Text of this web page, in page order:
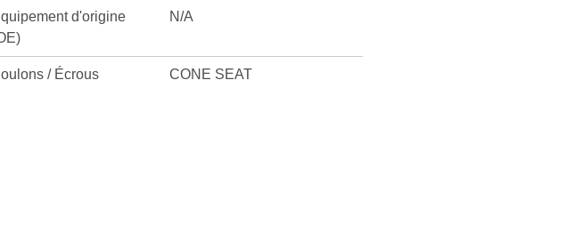
d'origine
N/A
/ Écrous CONE SEAT